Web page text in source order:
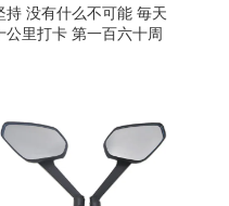
持 没有什么不可能 毎天
公里打卡 第一百六十周